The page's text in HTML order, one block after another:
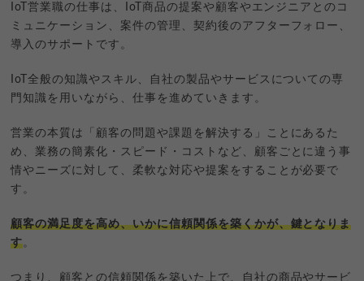
IoT営業職の仕事は、IoT商品の提案や顧客やエンジニアとのコ
ミュニケーション、案件の管理、契約後のアフターフォロー、
導入のサポートです。
IoT全般の知識やスキル、自社の製品やサービスについての専
門知識を用いながら、仕事を進めていきます。
営業の本質は「顧客の問題や課題を解決する」ことにあるた
め、業務の簡素化・スピード・コストなど、顧客ごとに違う事
情やニーズに対して、柔軟な対応や提案をすることが必要で
す。
顧客の満足度を高め、いかに信頼関係を築くかが、鍵となりま
す。
つまり、顧客との信頼関係を築いた上で、自社の商品やサービ